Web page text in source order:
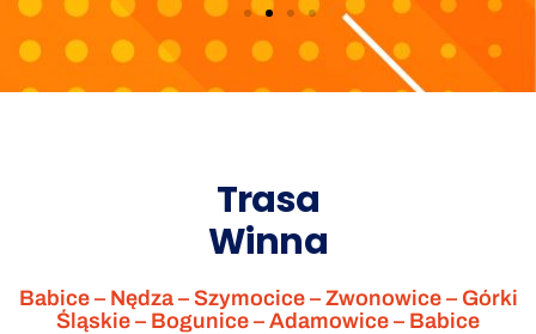
Trasa
Winna
Babice – Nędza – Szymocice – Zwonowice – Górki
Śląskie – Bogunice – Adamowice – Babice